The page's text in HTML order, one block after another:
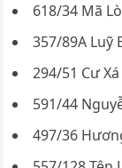
618/34 Mã
357/89A Luỹ
294/51 Cư
591/44
497/36